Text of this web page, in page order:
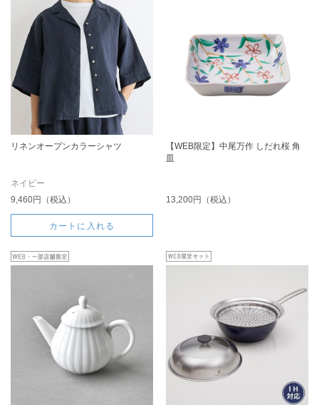
リネンオープンカラーシャツ
ネイビー
9,460円（税込）
カートに入れる
【WEB限定】中尾万作 しだれ桜 角
皿
13,200円（税込）